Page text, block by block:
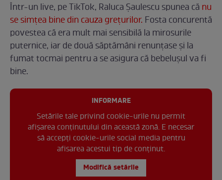
Într-un live, pe TikTok, Raluca Șaulescu spunea că nu
se simțea bine din cauza grețurilor. Fosta concurentă
povestea că era mult mai sensibilă la mirosurile
puternice, iar de două săptămâni renunțase și la
fumat tocmai pentru a se asigura că bebelușul va fi
bine.
INFORMARE
Setările tale privind cookie-urile nu permit
afișarea conținutului din această zonă. E necesar
să accepți cookie-urile social media pentru
afisarea acestui tip de conținut.
Modifică setările